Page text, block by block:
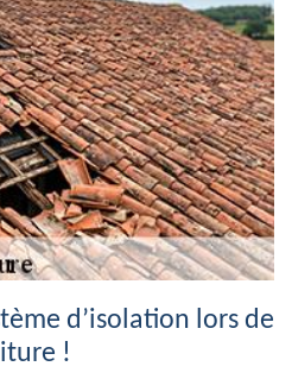
d’isolation lors de
!